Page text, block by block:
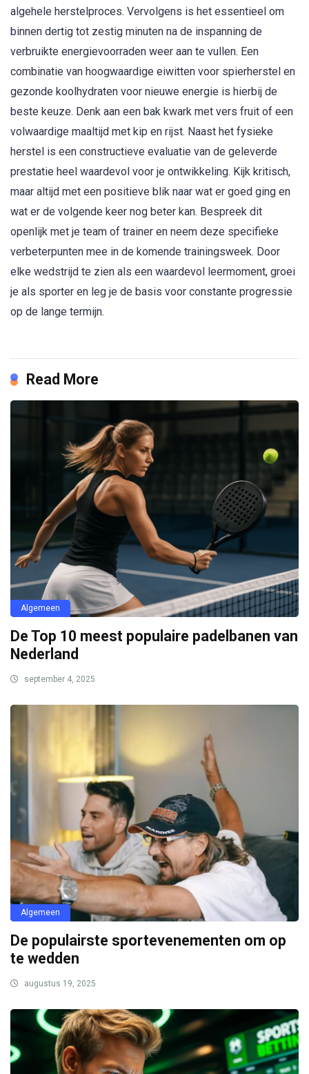
algehele herstelproces. Vervolgens is het essentieel om
binnen dertig tot zestig minuten na de inspanning de
verbruikte energievoorraden weer aan te vullen. Een
combinatie van hoogwaardige eiwitten voor spierherstel en
gezonde koolhydraten voor nieuwe energie is hierbij de
beste keuze. Denk aan een bak kwark met vers fruit of een
volwaardige maaltijd met kip en rijst. Naast het fysieke
herstel is een constructieve evaluatie van de geleverde
prestatie heel waardevol voor je ontwikkeling. Kijk kritisch,
maar altijd met een positieve blik naar wat er goed ging en
wat er de volgende keer nog beter kan. Bespreek dit
openlijk met je team of trainer en neem deze specifieke
verbeterpunten mee in de komende trainingsweek. Door
elke wedstrijd te zien als een waardevol leermoment, groei
je als sporter en leg je de basis voor constante progressie
op de lange termijn.
Read More
Algemeen
De Top 10 meest populaire padelbanen van
Nederland
september 4, 2025
Algemeen
De populairste sportevenementen om op
te wedden
augustus 19, 2025